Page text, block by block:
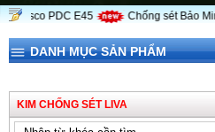
PDC E45 Chống sét Bảo
DANH MỤC SẢN PHẨM
KIM CHỐNG SÉT LIVA